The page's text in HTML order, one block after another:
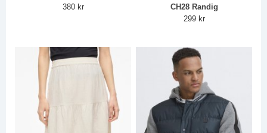
380 kr
CH28 Randig
299 kr